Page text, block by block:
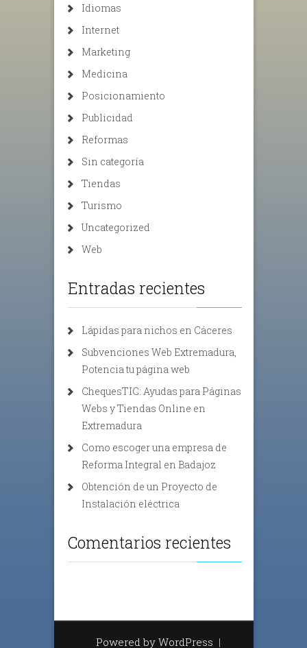
Idiomas
Internet
Marketing
Medicina
Posicionamiento
Publicidad
Reformas
Sin categoría
Tiendas
Turismo
Uncategorized
Web
Entradas recientes
Lápidas para nichos en Cáceres
Subvenciones Web Extremadura,
Potencia tu página web
ChequesTIC: Ayudas para Páginas
Webs y Tiendas Online en
Extremadura
Como escoger una empresa de
Reforma Integral en Badajoz
Obtención de un Proyecto de
Instalación eléctrica
Comentarios recientes
Powered by WordPress |